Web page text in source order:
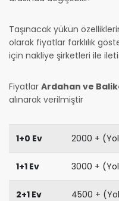
Taşınacak yükün
olarak fiyatlar farklılık
için nakliye şirketleri ile
Fiyatlar Ardahan ve
alınarak verilmiştir
1+0 Ev 2000 +
1+1 Ev 3000 +
2+1 Ev 4500 +